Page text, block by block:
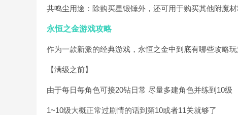
共鸣尘用途：除购买星锻锤外，还可用于购买其他附魔
永恒之金游戏攻略
作为一款新派的经典游戏，永恒之金中到底有哪些攻略
【满级之前】
由于每日每角色可接20钻日常 尽量多建角色并练到10级
1~10级大概正常过剧情的话到第10或者11关就够了